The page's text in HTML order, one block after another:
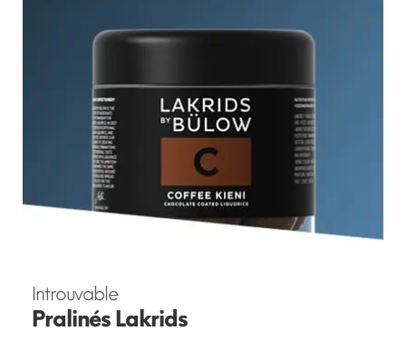
Introuvable
Pralinés Lakrids